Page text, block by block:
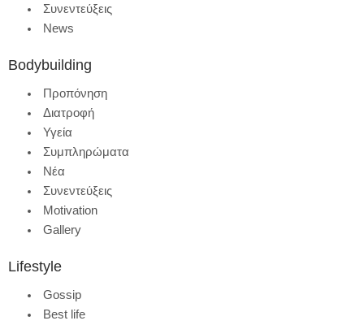
Συνεντεύξεις
News
Bodybuilding
Προπόνηση
Διατροφή
Υγεία
Συμπληρώματα
Νέα
Συνεντεύξεις
Motivation
Gallery
Lifestyle
Gossip
Best life